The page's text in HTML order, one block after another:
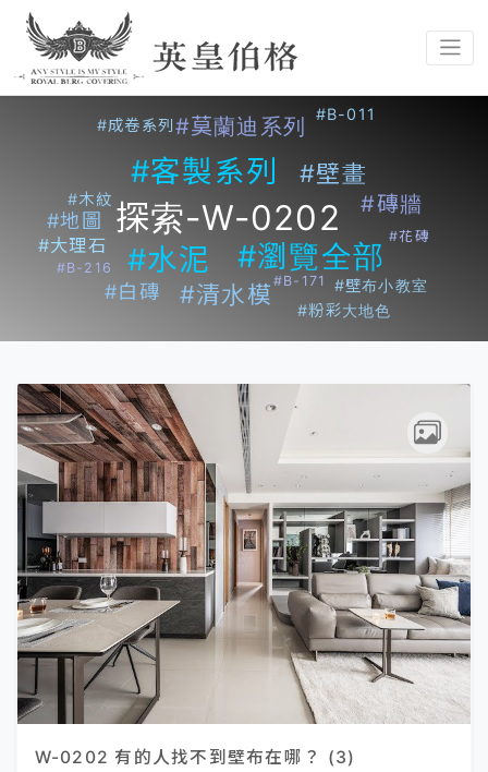
探索-W-0202
#客製系列
#水泥 #瀏覽全部
#壁畫
#清水模
#莫蘭迪系列
#磚牆
#地圖
#白磚
#大理石
#壁布小教室
#木紋
#粉彩大地色
#成卷系列
#B-011
#B-216
#B-171
#花磚
W-0202 有的人找不到壁布在哪？ (3)